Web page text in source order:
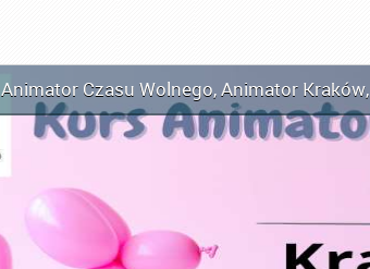
Animator Czasu Wolnego,Animator Kraków,